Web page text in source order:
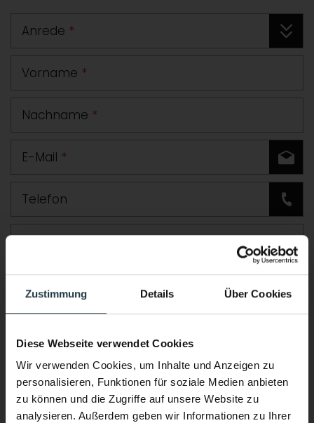
Zustimmung Details Über Cookies
Diese Webseite verwendet Cookies
Wir verwenden Cookies, um Inhalte und Anzeigen zu
personalisieren, Funktionen für soziale Medien anbieten
zu können und die Zugriffe auf unsere Website zu
analysieren. Außerdem geben wir Informationen zu Ihrer
Anrede *
Vorname *
Nachname *
E-Mail *
Telefon
Straße
Zusätzliche Angaben oder Fragen